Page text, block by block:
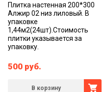
Плитка настенная 200*300
Алжир 02 низ лиловый. В
упаковке
1,44м2(24шт).Стоимость
плитки указывается за
упаковку.
500 руб.
В корзину